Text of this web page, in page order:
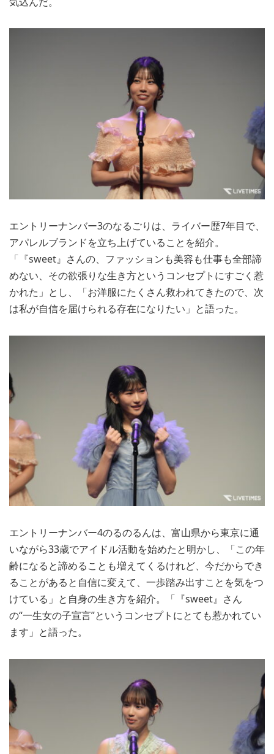
エントリーナンバー3のなるごりは、ライバー歴7年目で、
アパレルブランドを立ち上げていることを紹介。
「『sweet』さんの、ファッションも美容も仕事も全部諦
めない、その欲張りな生き方というコンセプトにすごく惹
かれた」とし、「お洋服にたくさん救われてきたので、次
は私が自信を届けられる存在になりたい」と語った。
エントリーナンバー4のるのるんは、富山県から東京に通
いながら33歳でアイドル活動を始めたと明かし、「この年
齢になると諦めることも増えてくるけれど、今だからでき
ることがあると自信に変えて、一歩踏み出すことを気をつ
けている」と自身の生き方を紹介。「『sweet』さん
の“一生女の子宣言”というコンセプトにとても惹かれてい
ます」と語った。